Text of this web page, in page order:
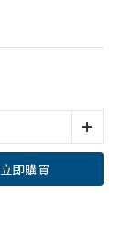
立即購買